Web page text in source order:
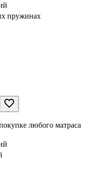
пружинах
любого матраса